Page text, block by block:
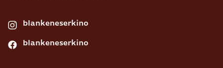
blankeneserkino
blankeneserkino